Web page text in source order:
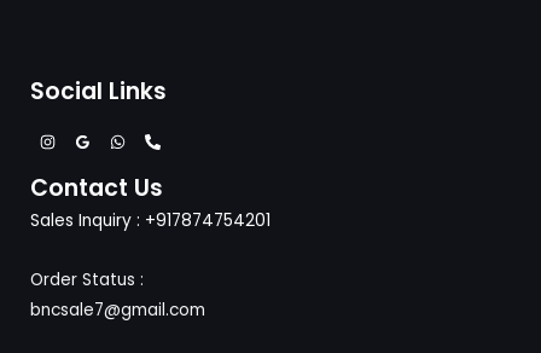
Social Links
Contact Us
Sales Inquiry : +917874754201
Order Status :
bncsale7@gmail.com